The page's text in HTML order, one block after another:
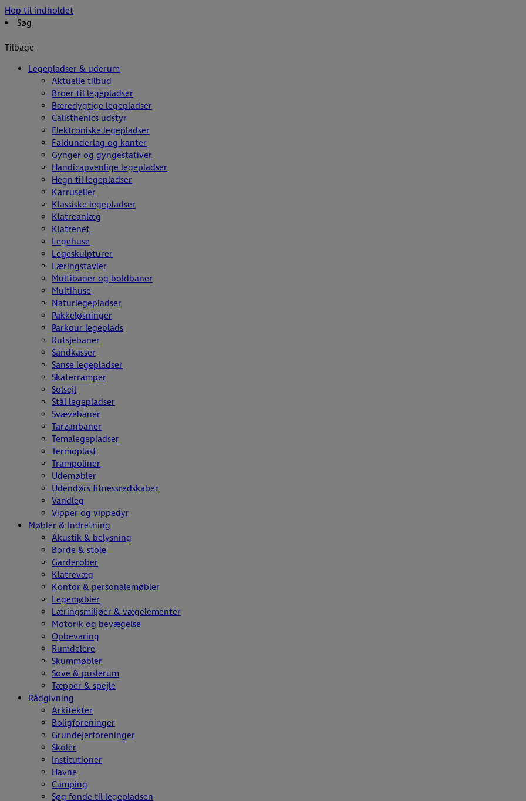
Hop til indholdet
Søg
Tilbage
Legepladser & uderum
Aktuelle tilbud
Broer til legepladser
Bæredygtige legepladser
Calisthenics udstyr
Elektroniske legepladser
Faldunderlag og kanter
Gynger og gyngestativer
Handicapvenlige legepladser
Hegn til legepladser
Karruseller
Klassiske legepladser
Klatreanlæg
Klatrenet
Legehuse
Legeskulpturer
Læringstavler
Multibaner og boldbaner
Multihuse
Naturlegepladser
Pakkeløsninger
Parkour legeplads
Rutsjebaner
Sandkasser
Sanse legepladser
Skaterramper
Solsejl
Stål legepladser
Svævebaner
Tarzanbaner
Temalegepladser
Termoplast
Trampoliner
Udemøbler
Udendørs fitnessredskaber
Vandleg
Vipper og vippedyr
Møbler & Indretning
Akustik & belysning
Borde & stole
Garderober
Klatrevæg
Kontor & personalemøbler
Legemøbler
Læringsmiljøer & vægelementer
Motorik og bevægelse
Opbevaring
Rumdelere
Skummøbler
Sove & puslerum
Tæpper & spejle
Rådgivning
Arkitekter
Boligforeninger
Grundejerforeninger
Skoler
Institutioner
Havne
Camping
Søg fonde til legepladsen